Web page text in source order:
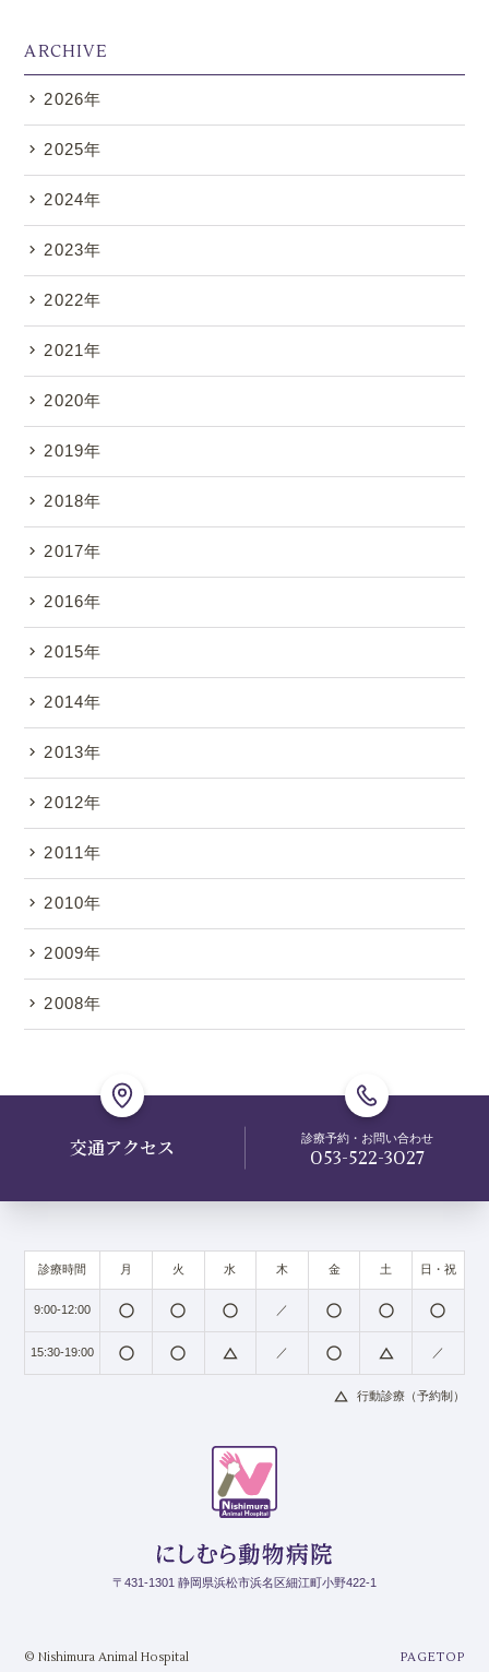
ARCHIVE
2026年
2025年
2024年
2023年
2022年
2021年
2020年
2019年
2018年
2017年
2016年
2015年
2014年
2013年
2012年
2011年
2010年
2009年
2008年
交通アクセス 診療予約・お問い合わせ
053-522-3027
〒431-1301 静岡県浜松市浜名区細江町小野422-1
診療時間 月 火 水 木 金 土 日・祝
9:00-12:00 radio_button_unchecked radio_button_unchecked radio_button_unchecked ／ radio_button_unchecked radio_button_unchecked radio_button_unchecked
15:30-19:00 radio_button_unchecked radio_button_unchecked change_history ／ radio_button_unchecked change_history ／
change_history 行動診療（予約制）
© Nishimura Animal Hospital PAGETOP